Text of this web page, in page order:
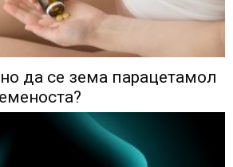
да се зема парацетамол